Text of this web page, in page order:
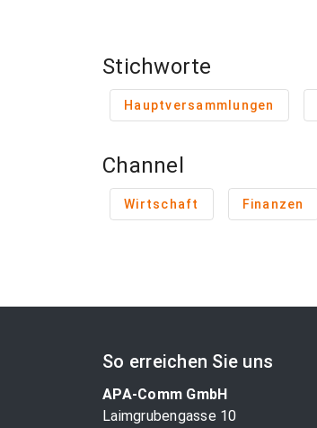
Stichworte
Hauptversammlungen
Channel
Wirtschaft Finanzen
So erreichen Sie uns
APA-Comm GmbH
Laimgrubengasse 10